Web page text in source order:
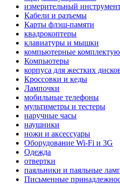
измерительный
Кабели и разъемы
Карты флэш-памяти
квадрокоптеры
клавиатуры и мышки
компьютерные
Компьютеры
корпуса для жестких
Кроссовки и кеды
Лампочки
мобильные телефоны
мультиметры и тестеры
наручные часы
наушники
ножи и аксессуары
Оборудование Wi-Fi и 3G
Одежда
отвертки
паяльники и паяльные
Письменные